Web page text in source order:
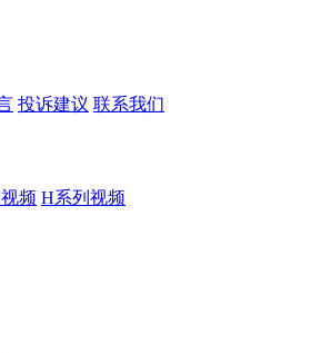
投诉建议 联系我们
频 H系列视频